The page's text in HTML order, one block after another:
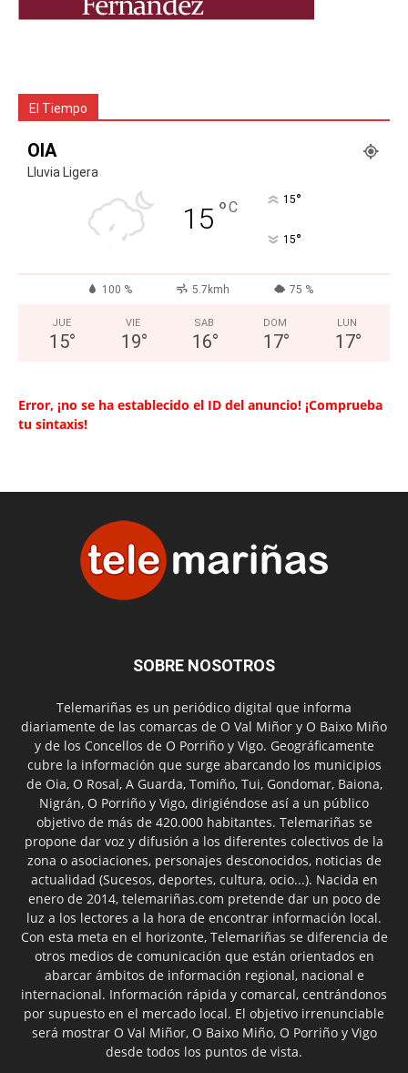
El Tiempo
OIA
Lluvia Ligera
15 °C 15°
15°
100 % 5.7kmh 75 %
JUE
15°
VIE
19°
SAB
16°
DOM
17°
LUN
17°
Error, ¡no se ha establecido el ID del anuncio! ¡Comprueba
tu sintaxis!
SOBRE NOSOTROS
Telemariñas es un periódico digital que informa
diariamente de las comarcas de O Val Miñor y O Baixo Miño
y de los Concellos de O Porriño y Vigo. Geográficamente
cubre la información que surge abarcando los municipios
de Oia, O Rosal, A Guarda, Tomiño, Tui, Gondomar, Baiona,
Nigrán, O Porriño y Vigo, dirigiéndose así a un público
objetivo de más de 420.000 habitantes. Telemariñas se
propone dar voz y difusión a los diferentes colectivos de la
zona o asociaciones, personajes desconocidos, noticias de
actualidad (Sucesos, deportes, cultura, ocio...). Nacida en
enero de 2014, telemariñas.com pretende dar un poco de
luz a los lectores a la hora de encontrar información local.
Con esta meta en el horizonte, Telemariñas se diferencia de
otros medios de comunicación que están orientados en
abarcar ámbitos de información regional, nacional e
internacional. Información rápida y comarcal, centrándonos
por supuesto en el mercado local. El objetivo irrenunciable
será mostrar O Val Miñor, O Baixo Miño, O Porriño y Vigo
desde todos los puntos de vista.